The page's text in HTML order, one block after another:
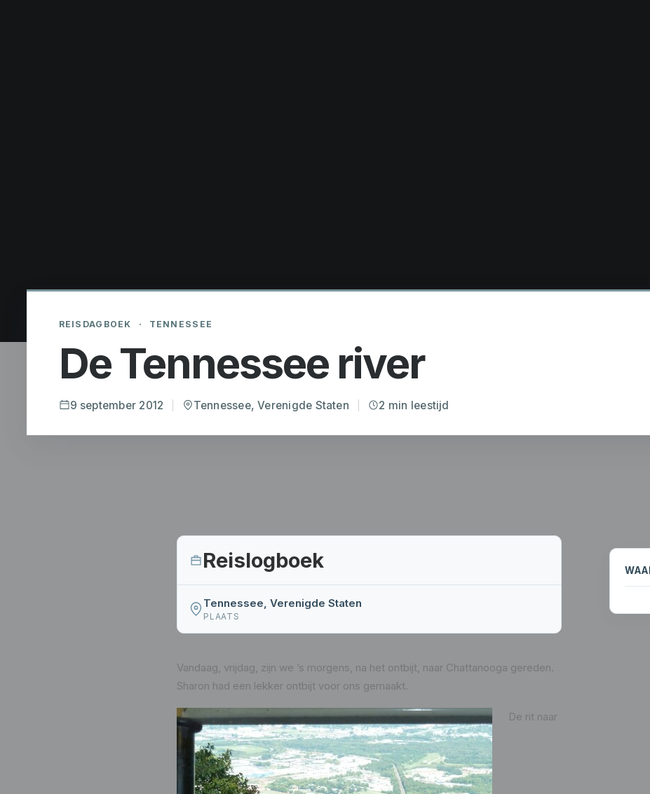
De Tennessee river
REISDAGBOEK · TENNESSEE
9 september 2012 Tennessee, Verenigde Staten 2 min leestijd
Reislogboek
Tennessee, Verenigde Staten
PLAATS
Vandaag, vrijdag, zijn we ’s morgens, na het ontbijt, naar Chattanooga gereden.
Sharon had een lekker ontbijt voor ons gemaakt.
De rit naar